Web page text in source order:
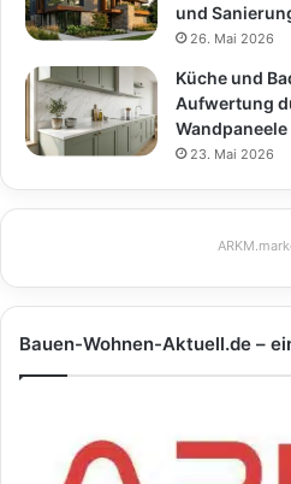
und
26. Mai 2026
Küche und
Aufwertung
23. Mai 2026
Bauen-Wohnen-Aktuell.de –